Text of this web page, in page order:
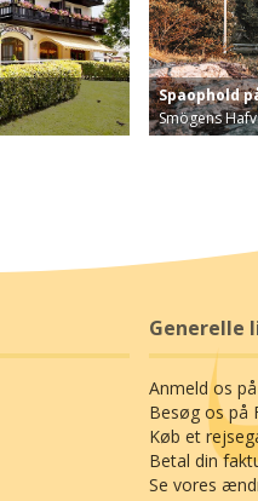
Spaophold
Smögens
Generelle
Anmeld os
Besøg os på
Køb et
Betal din
Se vores